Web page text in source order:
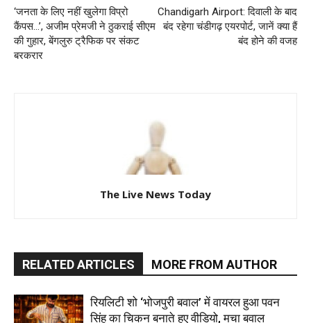
‘जनता के लिए नहीं खुलेगा विप्रो
कैंपस…’, अजीम प्रेमजी ने ठुकराई सीएम
की गुहार, बेंगलुरु ट्रैफिक पर संकट
बरकरार
Chandigarh Airport: दिवाली के बाद
बंद रहेगा चंडीगढ़ एयरपोर्ट, जानें क्या हैं
बंद होने की वजह
The Live News Today
RELATED ARTICLES MORE FROM AUTHOR
रियलिटी शो ‘भोजपुरी बवाल’ में वायरल हुआ पवन
सिंह का चिकन बनाते हुए वीडियो, मचा बवाल